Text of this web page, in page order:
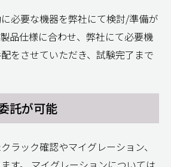
必要な機器を弊社にて検討/準備が
品仕様に合わせ、弊社にて必要機
をさせていただき、試験完了まで
託が可能
ラック確認やマイグレーション、